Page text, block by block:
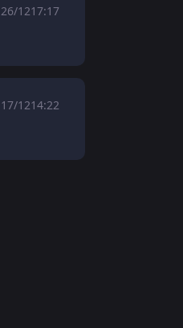
26/1217:17
17/1214:22